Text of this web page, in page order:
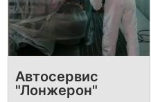
Автосервис
"Лонжерон"